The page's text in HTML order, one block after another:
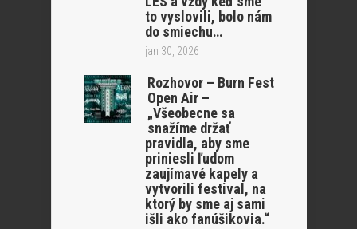
to vyslovili, bolo nám
do smiechu…
jan 30, 2026
Rozhovor – Burn Fest
Open Air –
„Všeobecne sa
snažíme držať
pravidla, aby sme
priniesli ľudom
zaujímavé kapely a
vytvorili festival, na
ktorý by sme aj sami
išli ako fanúšikovia.“